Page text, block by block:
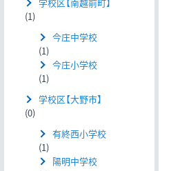
(1)
今庄中学校
(1)
今庄小学校
(1)
学校区【大野市】
(0)
有終西小学校
(1)
陽明中学校